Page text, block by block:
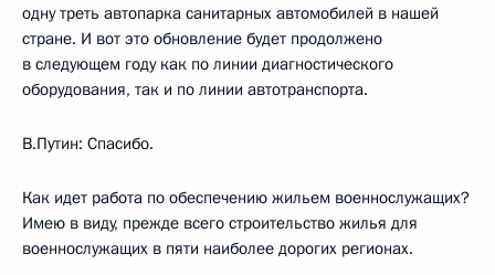
одну треть автопарка санитарных автомобилей в нашей
стране. И вот это обновление будет продолжено
в следующем году как по линии диагностического
оборудования, так и по линии автотранспорта.
В.Путин: Спасибо.
Как идет работа по обеспечению жильем военнослужащих?
Имею в виду, прежде всего строительство жилья для
военнослужащих в пяти наиболее дорогих регионах.